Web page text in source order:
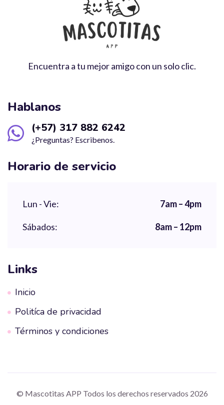
Encuentra a tu mejor amigo con un solo clic.
Hablanos
(+57) 317 882 6242
¿Preguntas? Escribenos.
Horario de servicio
Lun - Vie: 7am – 4pm
Sábados: 8am – 12pm
Links
Inicio
Politíca de privacidad
Términos y condiciones
© Mascotitas APP Todos los derechos reservados 2026